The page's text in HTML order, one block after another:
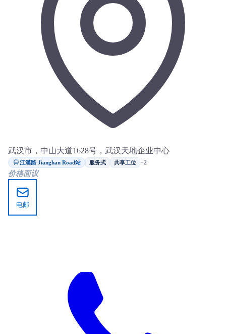
武汉市，中山大道1628号，武汉天地企业中心
江漢路 Jianghan Road站 服务式 共享工位 +2
价格面议
电邮